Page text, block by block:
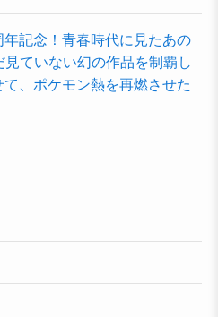
年記念！青春時代に見たあの
ていない幻の作品を制覇し
、ポケモン熱を再燃させた